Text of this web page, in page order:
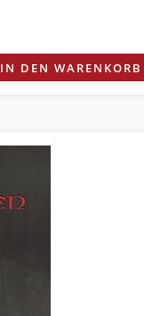
IN DEN WARENKORB